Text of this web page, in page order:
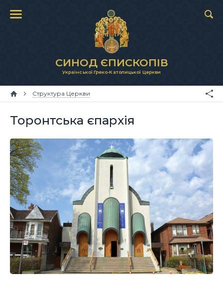
СИНОД ЄПИСКОПІВ
Української Греко-Католицької Церкви
Структура Церкви
Торонтська єпархія